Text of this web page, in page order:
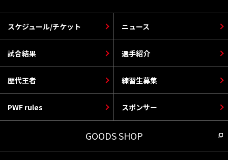
スケジュール/チケット
選手紹介
PWF rules
ニュース
歴代王者
スポンサー
試合結果
練習生募集
GOODS SHOP